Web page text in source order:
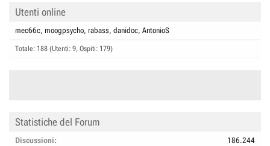
Utenti online
mec66c moogpsycho rabass danidoc AntonioS
Totale: 188 (Utenti: 9, Ospiti: 179)
Statistiche del Forum
Discussioni
186.244